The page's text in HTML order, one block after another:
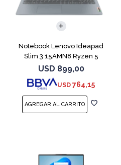
Notebook Lenovo Ideapad
Slim 3 15AMN8 Ryzen 5
7520U 512 16GB
USD 899,00
USD 764,15